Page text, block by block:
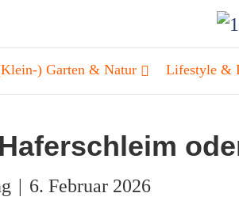
) Garten & Natur Lifestyle &
6. Februar 2026